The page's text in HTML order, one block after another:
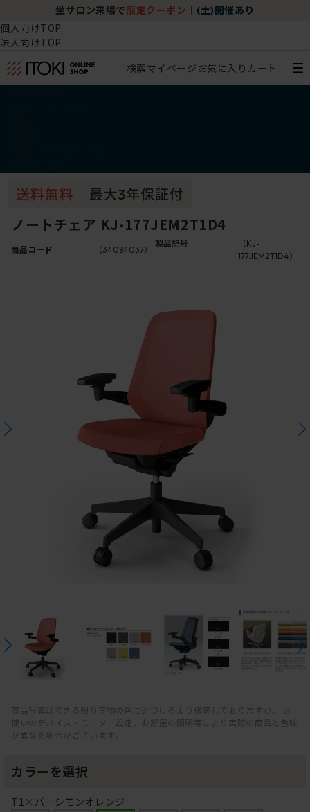
坐サロン来場で 限定クーポン (土)開催あり
個人向けTOP
法人向けTOP
検索マイページ お気に入り カート
ノートチェア KJ-177JEM2T1D4
商品コード （34084037）
製品記号
（KJ-
177JEM2T1D4）
商品写真はできる限り実物の色に近づけるよう徹底しておりますが、 お
使いのデバイス・モニター設定、お部屋の照明等により実際の商品と色味
が異なる場合がございます。
カラーを選択
T1×パーシモンオレンジ